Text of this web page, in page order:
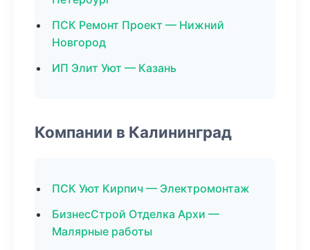
ПСК Ремонт Проект — Нижний
Новгород
ИП Элит Уют — Казань
Компании в Калининград
ПСК Уют Кирпич — Электромонтаж
БизнесСтрой Отделка Архи —
Малярные работы